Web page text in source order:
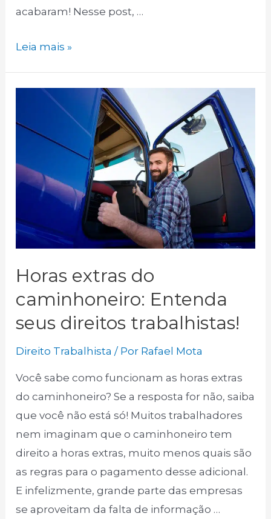
acabaram! Nesse post, …
6
adicional
periculosidade
do
caminhoneiro!
Leia mais »
Horas extras do
caminhoneiro: Entenda
seus direitos trabalhistas!
Direito Trabalhista / Por Rafael Mota
Você sabe como funcionam as horas extras
do caminhoneiro? Se a resposta for não, saiba
que você não está só! Muitos trabalhadores
nem imaginam que o caminhoneiro tem
direito a horas extras, muito menos quais são
as regras para o pagamento desse adicional.
E infelizmente, grande parte das empresas
se aproveitam da falta de informação …